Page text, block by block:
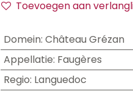
Toevoegen aan
Domein: Château Grézan
Appellatie: Faugères
Regio: Languedoc